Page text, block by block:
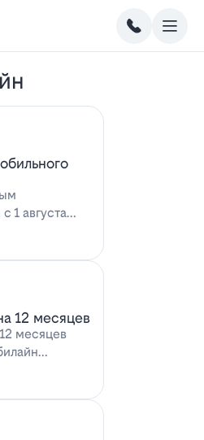
1 августа
12 месяцев
месяцев